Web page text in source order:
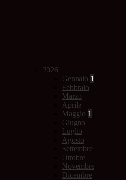
2026
Gennaio 1
Febbraio
Marzo
Aprile
Maggio 1
Giugno
Luglio
Agosto
Settembre
Ottobre
Novembre
Dicembre